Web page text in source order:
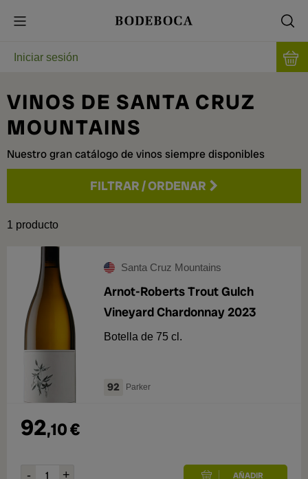
Iniciar sesión
VINOS DE SANTA CRUZ
MOUNTAINS
Nuestro gran catálogo de vinos siempre disponibles
FILTRAR/ORDENAR
Precio
1 producto
Santa Cruz Mountains
Arnot-Roberts Trout Gulch
Vineyard Chardonnay 2023
Botella de 75 cl.
92 Parker
92,10€